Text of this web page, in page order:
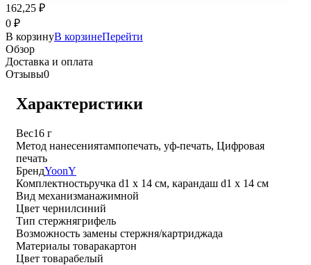
162,25 ₽
0 ₽
В корзинуВ корзинеПерейти
Обзор
Доставка и оплата
Отзывы0
Характеристики
Вес16 г
Метод нанесениятампопечать, уф-печать, Цифровая
печать
БрендYoonY
Комплектностьручка d1 х 14 см, карандаш d1 х 14 см
Вид механизманажимной
Цвет чернилсиний
Тип стержнягрифель
Возможность замены стержня/картриджада
Материалы товаракартон
Цвет товарабелый